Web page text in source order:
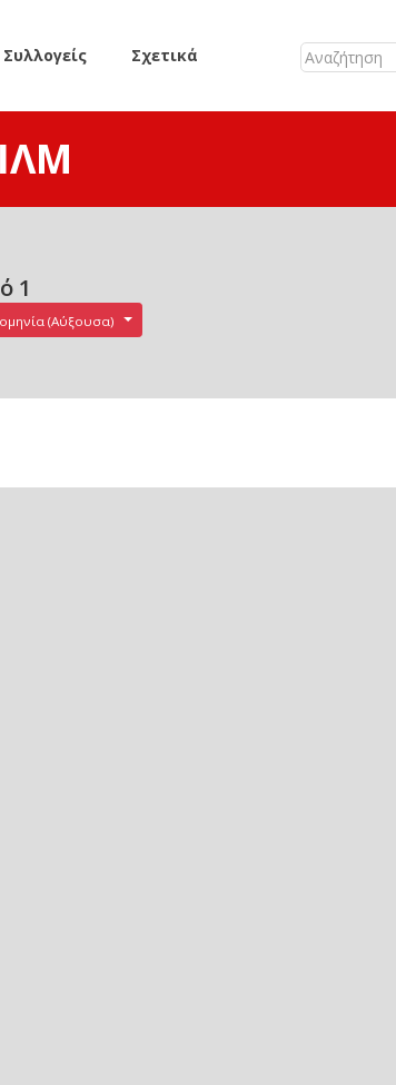
Συλλογείς Σχετικά
1
(Αύξουσα)